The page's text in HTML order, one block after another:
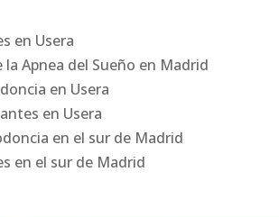
en Usera
Apnea del Sueño en Madrid
en Usera
en Usera
en el sur de Madrid
en el sur de Madrid